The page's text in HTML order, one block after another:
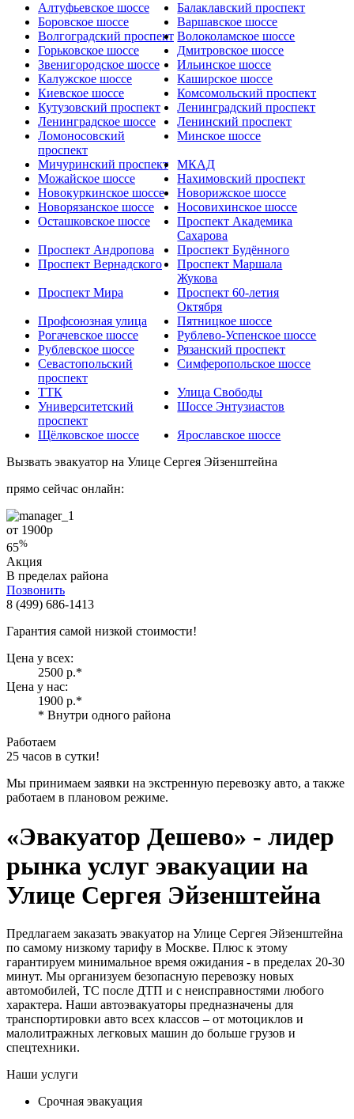
Алтуфьевское шоссе
Балаклавский проспект
Боровское шоссе
Варшавское шоссе
Волгоградский проспект Волоколамское шоссе
Горьковское шоссе
Дмитровское шоссе
Звенигородское шоссе
Ильинское шоссе
Калужское шоссе
Каширское шоссе
Киевское шоссе
Комсомольский проспект
Кутузовский проспект
Ленинградский проспект
Ленинградское шоссе
Ленинский проспект
Ломоносовский
проспект
Минское шоссе
Мичуринский проспект
МКАД
Можайское шоссе
Нахимовский проспект
Новокуркинское шоссе
Новорижское шоссе
Новорязанское шоссе
Носовихинское шоссе
Осташковское шоссе
Проспект Академика
Сахарова
Проспект Андропова
Проспект Будённого
Проспект Вернадского
Проспект Маршала
Жукова
Проспект Мира
Проспект 60-летия
Октября
Профсоюзная улица
Пятницкое шоссе
Рогачевское шоссе
Рублево-Успенское шоссе
Рублевское шоссе
Рязанский проспект
Севастопольский
проспект
Симферопольское шоссе
ТТК
Улица Свободы
Университетский
проспект
Шоссе Энтузиастов
Щёлковское шоссе
Ярославское шоссе
Вызвать эвакуатор на Улице Сергея Эйзенштейна
прямо сейчас онлайн:
от 1900р
65%
Акция
В пределах района
Позвонить
8 (499) 686-1413
Гарантия самой низкой стоимости!
Цена у всех:
2500 р.*
Цена у нас:
1900 р.*
* Внутри одного района
Работаем
25 часов в сутки!
Мы принимаем заявки на экстренную перевозку авто, а также
работаем в плановом режиме.
«Эвакуатор Дешево» - лидер
рынка услуг эвакуации на
Улице Сергея Эйзенштейна
Предлагаем заказать эвакуатор на Улице Сергея Эйзенштейна
по самому низкому тарифу в Москве. Плюс к этому
гарантируем минимальное время ожидания - в пределах 20-30
минут. Мы организуем безопасную перевозку новых
автомобилей, ТС после ДТП и с неисправностями любого
характера. Наши автоэвакуаторы предназначены для
транспортировки авто всех классов – от мотоциклов и
малолитражных легковых машин до больше грузов и
спецтехники.
Наши услуги
Срочная эвакуация